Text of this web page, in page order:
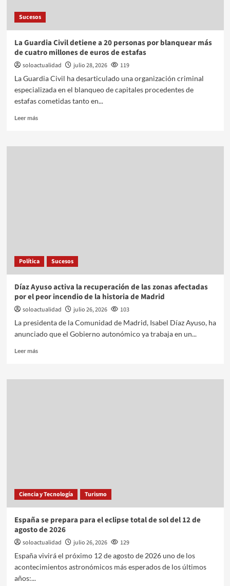
Sucesos
La Guardia Civil detiene a 20 personas por blanquear más
de cuatro millones de euros de estafas
soloactualidad julio 28, 2026
119
La Guardia Civil ha desarticulado una organización criminal
especializada en el blanqueo de capitales procedentes de
estafas cometidas tanto en...
Leer más
Política Sucesos
Díaz Ayuso activa la recuperación de las zonas afectadas
por el peor incendio de la historia de Madrid
soloactualidad julio 26, 2026
103
La presidenta de la Comunidad de Madrid, Isabel Díaz Ayuso, ha
anunciado que el Gobierno autonómico ya trabaja en un...
Leer más
Ciencia y Tecnología Turismo
España se prepara para el eclipse total de sol del 12 de
agosto de 2026
soloactualidad julio 26, 2026
129
España vivirá el próximo 12 de agosto de 2026 uno de los
acontecimientos astronómicos más esperados de los últimos
años:...